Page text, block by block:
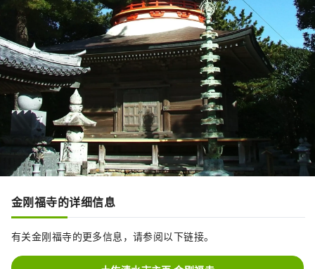
金刚福寺的详细信息
有关金刚福寺的更多信息，请参阅以下链接。